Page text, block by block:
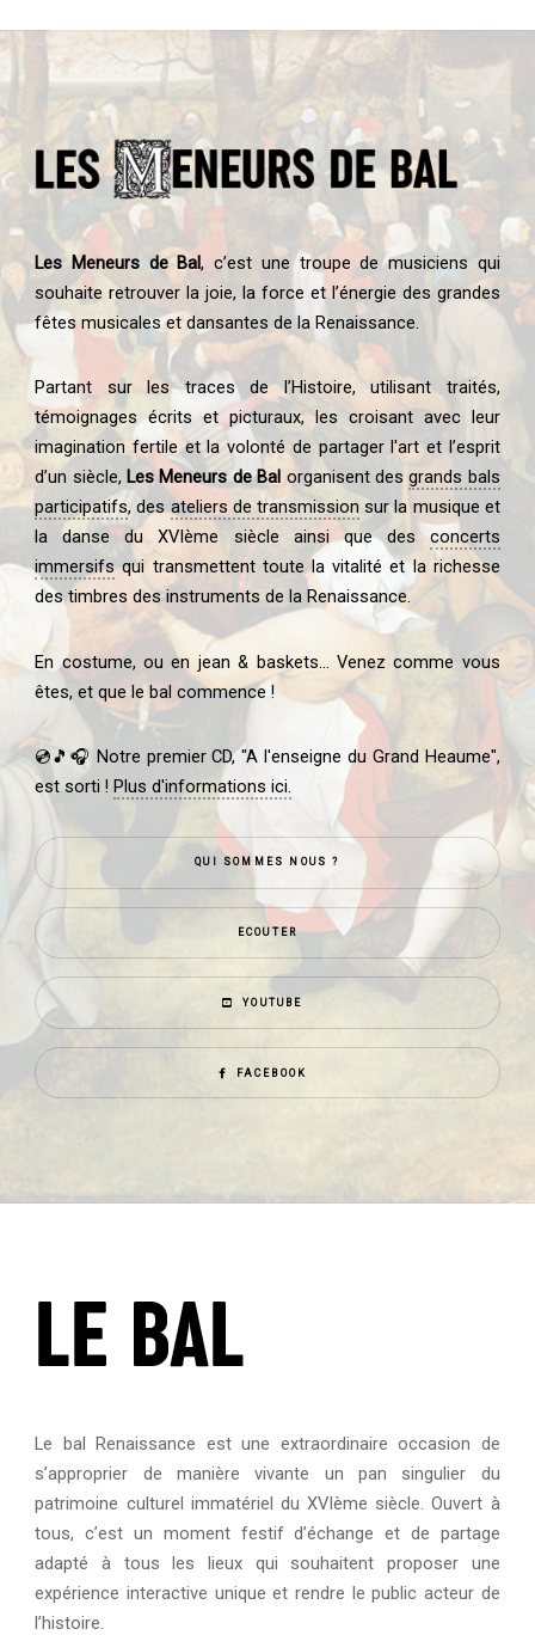
Les Meneurs de Bal, c’est une troupe de musiciens qui
souhaite retrouver la joie, la force et l’énergie des grandes
fêtes musicales et dansantes de la Renaissance.
Partant sur les traces de l’Histoire, utilisant traités,
témoignages écrits et picturaux, les croisant avec leur
imagination fertile et la volonté de partager l'art et l’esprit
d’un siècle, Les Meneurs de Bal organisent desgrands bals
participatifs, des ateliers de transmission sur la musique et
la danse du XVIème siècle ainsi que desconcerts
immersifsqui transmettent toute la vitalité et la richesse
des timbres des instruments de la Renaissance.
En costume, ou en jean & baskets... Venez comme vous
êtes, et que le bal commence !
💿🎵🎧 Notre premier CD, "A l'enseigne du Grand Heaume",
est sorti !Plus d'informations ici.
QUI SOMMES NOUS ?
ECOUTER
YOUTUBE
FACEBOOK
Le bal Renaissance est une extraordinaire occasion de
s’approprier de manière vivante un pan singulier du
patrimoine culturel immatériel du XVIème siècle. Ouvert à
tous, c’est un moment festif d’échange et de partage
adapté à tous les lieux qui souhaitent proposer une
expérience interactive unique et rendre le public acteur de
l’histoire.